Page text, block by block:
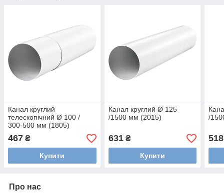
Канал круглий
телескопічний Ø 100 /
300-500 мм (1805)
467 ₴
Купити
Канал круглий Ø 125
/1500 мм (2015)
631₴
Купити
/
518
Про нас